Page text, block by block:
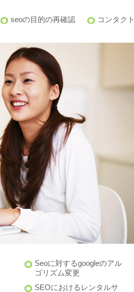
seoの目的の再確認 コンタクト
Seoに対するgoogleのアル
ゴリズム変更
SEOにおけるレンタルサ